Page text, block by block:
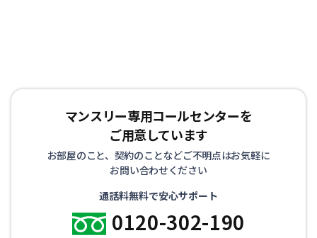
マンスリー専用コールセンターを
ご用意しています
お部屋のこと、契約のことなどご不明点はお気軽に
お問い合わせください
通話料無料で安心サポート
0120-302-190